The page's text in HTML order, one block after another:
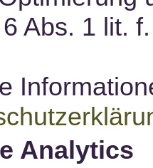
Abs. 1 lit.
Analytics